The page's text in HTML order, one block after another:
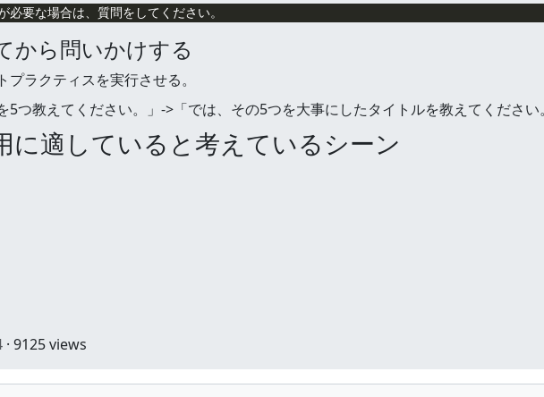
から問いかけする
ラクティスを実行させる。
つ教えてください。」->「では、その5つを大事にしたタイトルを教えてください
に適していると考えているシーン
· 9125 views